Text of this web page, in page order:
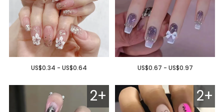
US$0.34 - US$0.64 US$0.67 - US$0.97
2+ 2+